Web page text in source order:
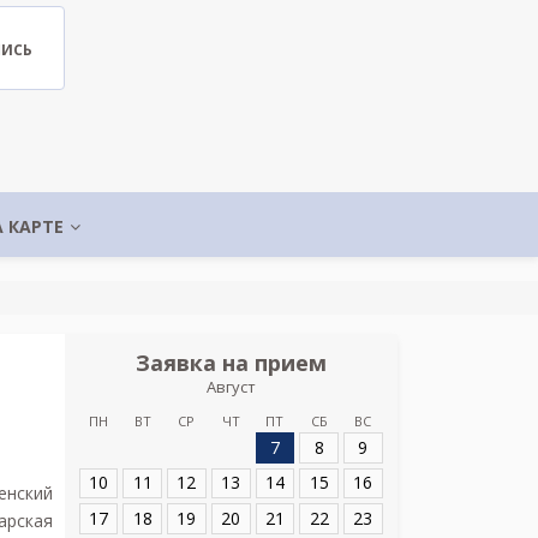
КАРТЕ
Заявка на прием
Август
ПН ВТ СР ЧТ ПТ СБ ВС
7 8
9
10
11 12 13 14 15
16
17
18 19 20 21 22
23